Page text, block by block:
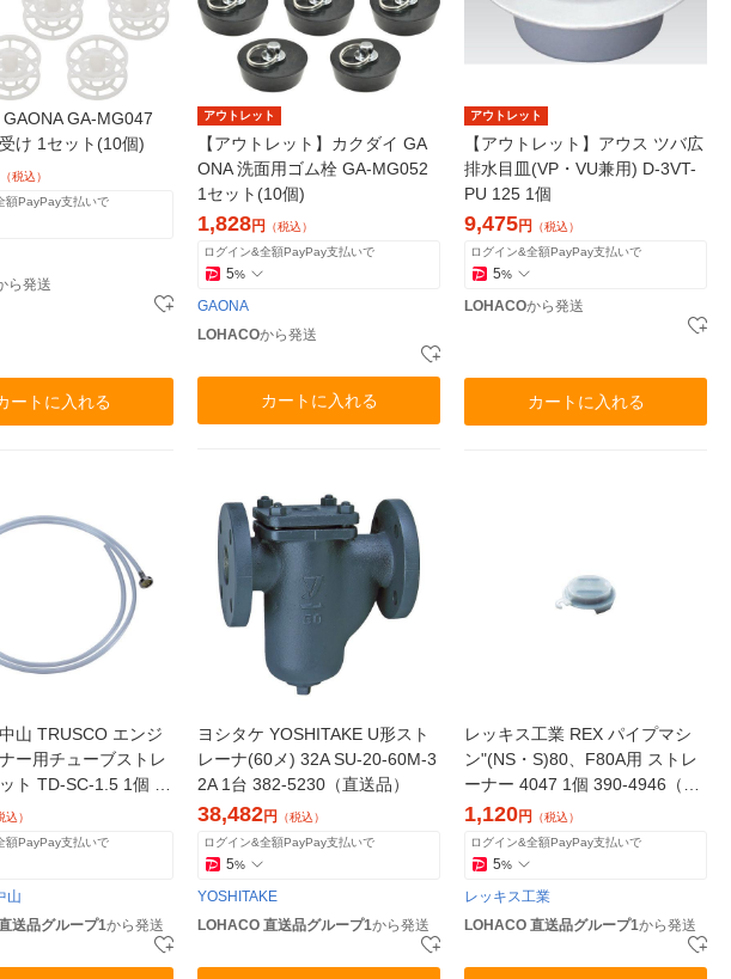
GA-MG047
け 1セット(10個)
（税込）
額PayPay支払いで
ら発送
ートに入れる
アウトレット
【アウトレット】カクダイ GA
ONA 洗面用ゴム栓 GA-MG052
1セット(10個)
1,828円
（税込）
ログイン&全額PayPay支払いで
5%
GAONA
LOHACOから発送
カートに入れる
アウトレット
【アウトレット】アウス ツバ広
排水目皿(VP・VU兼用) D-3VT-
PU 125 1個
9,475円
（税込）
ログイン&全額PayPay支払いで
5%
LOHACOから発送
カートに入れる
山 TRUSCO エンジ
ー用チューブストレ
ト TD-SC-1.5 1個 78
送品）
込）
額PayPay支払いで
山
送品グループ1から発送
ヨシタケ YOSHITAKE U形スト
レーナ(60メ) 32A SU-20-60M-3
2A 1台 382-5230（直送品）
38,482円
（税込）
ログイン&全額PayPay支払いで
5%
YOSHITAKE
LOHACO 直送品グループ1から発送
レッキス工業 REX パイプマシ
ン"(NS・S)80、F80A用 ストレ
ーナー 4047 1個 390-4946（直
送品）
1,120円
（税込）
ログイン&全額PayPay支払いで
5%
レッキス工業
LOHACO 直送品グループ1から発送